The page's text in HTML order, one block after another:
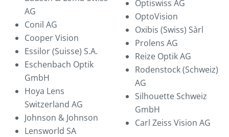
AG
Conil AG
Cooper Vision
Essilor (Suisse) S.A.
Eschenbach Optik
GmbH
Hoya Lens
Switzerland AG
Johnson & Johnson
Lensworld SA
Optiswiss AG
OptoVision
Oxibis (Swiss) Sàrl
Prolens AG
Reize Optik AG
Rodenstock (Schweiz)
AG
Silhouette Schweiz
GmbH
Carl Zeiss Vision AG